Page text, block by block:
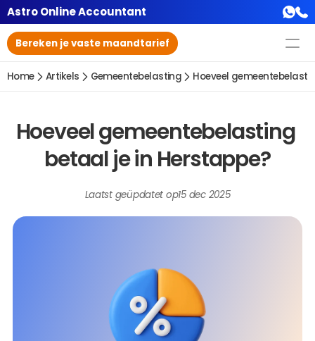
Astro Online Accountant
Bereken je vaste maandtarief
Home Artikels Gemeentebelasting Hoeveel
Hoeveel gemeentebelasting
betaal je in Herstappe?
Laatst geüpdatet op15 dec 2025